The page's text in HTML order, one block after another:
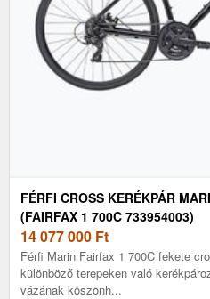
FÉRFI CROSS KERÉKPÁR
(FAIRFAX 1 700C 733954003)
14 077 000 Ft
Férfi Marin Fairfax 1 700C fekete
különböző terepeken való
vázának köszönh...